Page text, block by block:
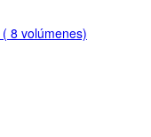
8 volúmenes)